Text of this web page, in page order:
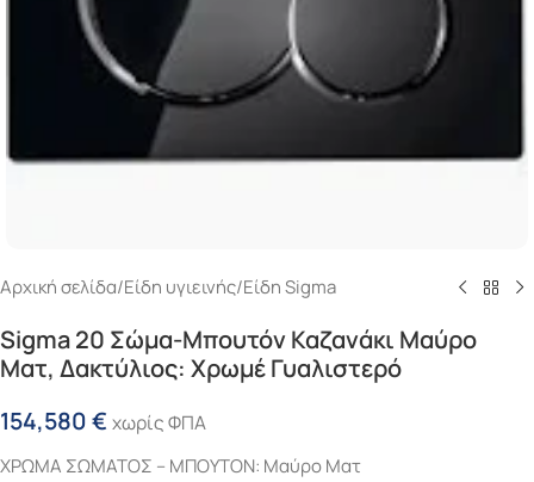
Αρχική σελίδα/Είδη υγιεινής/Είδη Sigma
Sigma 20 Σώμα-Μπουτόν Καζανάκι Μαύρο
Ματ, Δακτύλιος: Χρωμέ Γυαλιστερό
154,580€ χωρίς ΦΠΑ
ΧΡΩΜΑ ΣΩΜΑΤΟΣ – ΜΠΟΥΤΟΝ: Μαύρο Ματ